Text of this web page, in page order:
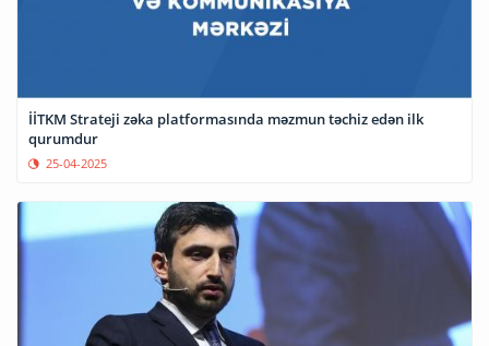
İİTKM Strateji zəka platformasında məzmun təchiz edən ilk
qurumdur
25-04-2025